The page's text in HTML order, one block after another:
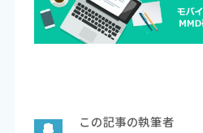
この記事の執筆者